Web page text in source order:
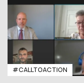
#CALLTOACTION